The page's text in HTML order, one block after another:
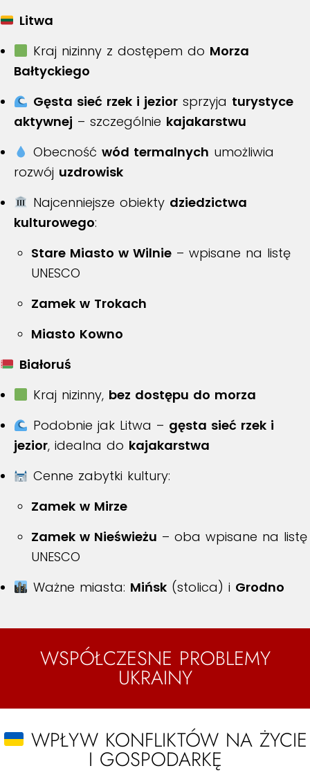
Litwa
Kraj nizinny z dostępem do Morza
Bałtyckiego
Gęsta sieć rzek i jeziorsprzyja turystyce
aktywnej – szczególnie kajakarstwu
Obecność wód termalnych umożliwia
rozwój uzdrowisk
Najcenniejsze obiekty dziedzictwa
kulturowego:
Stare Miasto w Wilnie – wpisane na listę
UNESCO
Zamek w Trokach
Miasto Kowno
Białoruś
Kraj nizinny, bez dostępu do morza
Podobnie jak Litwa – gęsta sieć rzek i
jezior, idealna do kajakarstwa
Cenne zabytki kultury:
Zamek w Mirze
Zamek w Nieświeżu – oba wpisane na listę
UNESCO
Ważne miasta: Mińsk(stolica) i Grodno
WSPÓŁCZESNE PROBLEMY
UKRAINY
WPŁYW KONFLIKTÓW NA ŻYCIE
I GOSPODARKĘ